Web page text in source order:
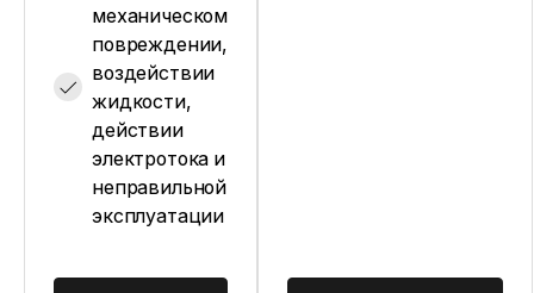
механическом
повреждении,
воздействии
жидкости,
действии
электротока и
неправильной
эксплуатации